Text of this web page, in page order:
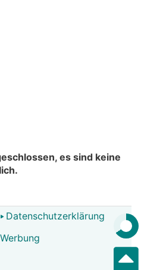
es sind keine
Datenschutzerklärung
Werbung